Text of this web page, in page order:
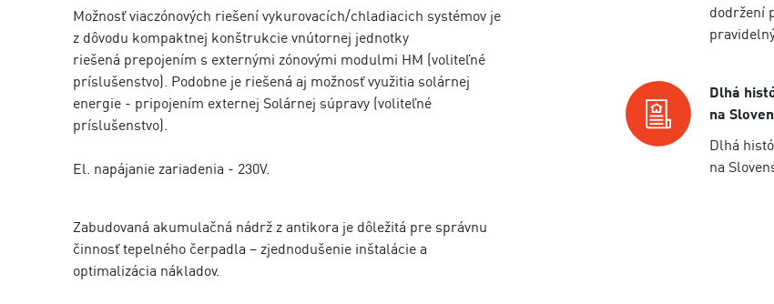
Možnosť viaczónových riešení vykurovacích/chladiacich systémov je
z dôvodu kompaktnej konštrukcie vnútornej jednotky
riešená prepojením s externými zónovými modulmi HM (voliteľné
príslušenstvo). Podobne je riešená aj možnosť využitia solárnej
energie - pripojením externej Solárnej súpravy (voliteľné
príslušenstvo).
El. napájanie zariadenia - 230V.
Zabudovaná akumulačná nádrž z antikora je dôležitá pre správnu
činnosť tepelného čerpadla – zjednodušenie inštalácie a
optimalizácia nákladov.
dodržení
Dlhá
na
Dlhá
na